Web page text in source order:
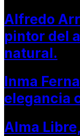
Alfredo
pintor del
natural.
Inma
elegancia
Alma